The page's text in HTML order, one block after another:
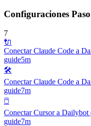
Configuraciones
7
🔌
Conectar Claude Code a
guide5m
🛠️
Conectar Claude Code a
guide7m
🖱️
Conectar Cursor a Dailybot
guide7m